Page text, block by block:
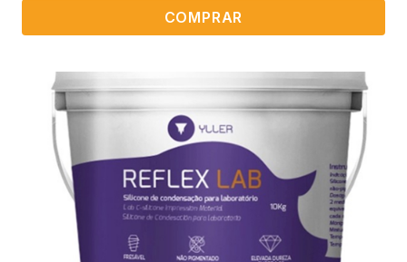
COMPRAR